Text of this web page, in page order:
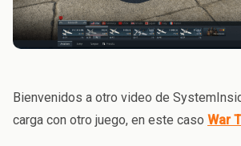
Bienvenidos a otro video de
carga con otro juego, en este caso War